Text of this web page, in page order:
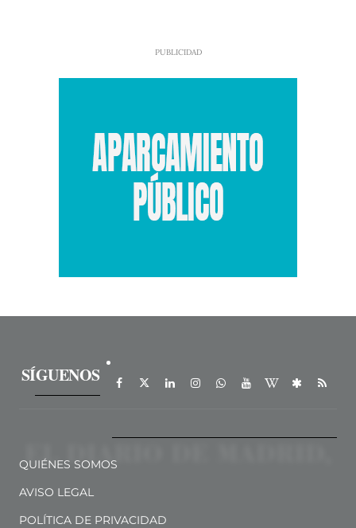
SÍGUENOS
QUIÉNES SOMOS
AVISO LEGAL
POLÍTICA DE PRIVACIDAD